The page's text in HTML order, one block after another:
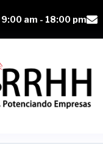
am - 18:00 pm